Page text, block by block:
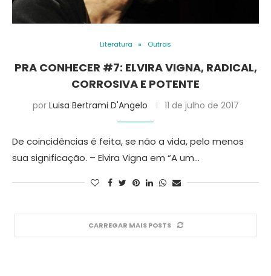
Literatura Outras
PRA CONHECER #7: ELVIRA VIGNA, RADICAL,
CORROSIVA E POTENTE
por Luisa Bertrami D'Angelo 11 de julho de 2017
De coincidências é feita, se não a vida, pelo menos
sua significação. – Elvira Vigna em “A um…
CARREGAR MAIS POSTS